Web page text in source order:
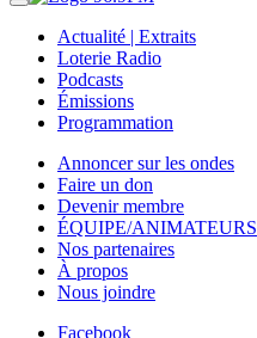
Actualité | Extraits
Loterie Radio
Podcasts
Émissions
Programmation
Annoncer sur les ondes
Faire un don
Devenir membre
ÉQUIPE/ANIMATEURS
Nos partenaires
À propos
Nous joindre
Facebook